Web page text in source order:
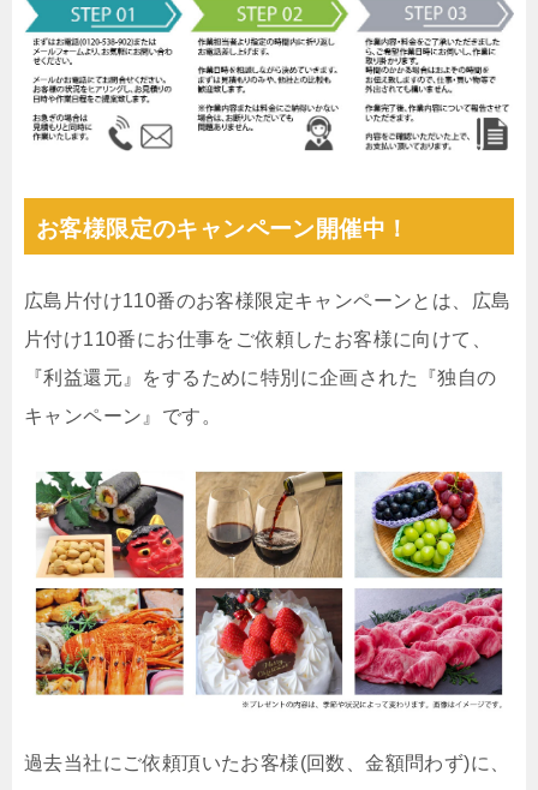
お客様限定のキャンペーン開催中！
広島片付け110番のお客様限定キャンペーンとは、広島
片付け110番にお仕事をご依頼したお客様に向けて、
『利益還元』をするために特別に企画された『独自の
キャンペーン』です。
過去当社にご依頼頂いたお客様(回数、金額問わず)に、